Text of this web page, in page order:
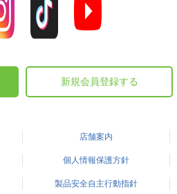
新規会員登録する
店舗案内
個人情報保護方針
製品安全自主行動指針